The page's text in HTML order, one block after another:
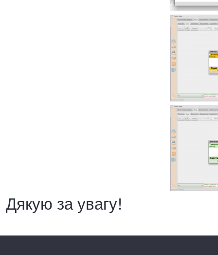
Дякую за увагу!